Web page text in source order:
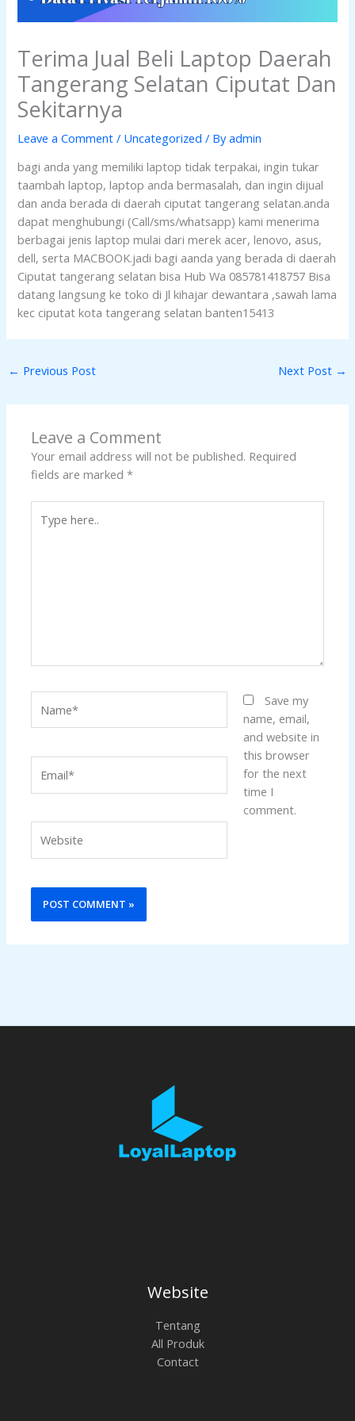
Terima Jual Beli Laptop Daerah
Tangerang Selatan Ciputat Dan
Sekitarnya
Leave a Comment / Uncategorized / Byadmin
bagi anda yang memiliki laptop tidak terpakai, ingin tukar
taambah laptop, laptop anda bermasalah, dan ingin dijual
dan anda berada di daerah ciputat tangerang selatan.anda
dapat menghubungi (Call/sms/whatsapp) kami menerima
berbagai jenis laptop mulai dari merek acer, lenovo, asus,
dell, serta MACBOOK.jadi bagi aanda yang berada di daerah
Ciputat tangerang selatan bisa Hub Wa 085781418757 Bisa
datang langsung ke toko di Jl kihajar dewantara ,sawah lama
kec ciputat kota tangerang selatan banten15413
← Previous Post Next Post →
Leave a Comment
Your email address will not be published. Required
fields are marked*
here..
Save my
name, email,
and website in
this browser
for the next
time I
comment.
Website
Tentang
All Produk
Contact